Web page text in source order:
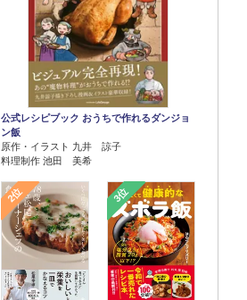
公式レシピブック おうちで作れるダンジョ
ン飯
原作・イラスト 九井 諒子
料理制作 池田 美希
2位 3位